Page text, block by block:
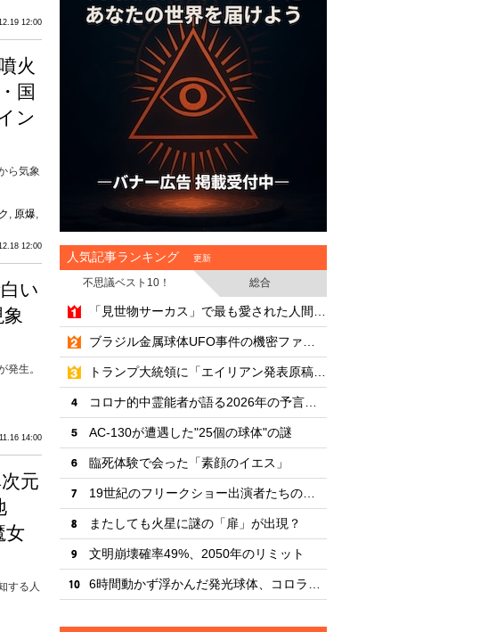
12:00
火
国
ン
ら気象
, 原爆,
12:00
い
生。
14:00
元
女
する人
人気記事ランキング 更新
不思議ベスト10！
総合
・
・
・
・
・
AC-130が遭遇した"25個の球体"の謎
・
臨死体験で会った「素顔のイエス」
・
・
またしても火星に謎の「扉」が出現？
・
文明崩壊確率49%、2050年のリミット
・